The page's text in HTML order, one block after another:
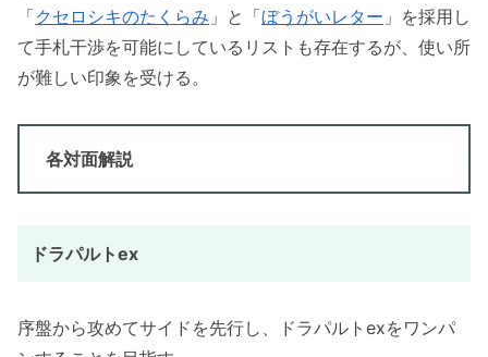
「クセロシキのたくらみ 」と「ぼうがいレター 」を採用し
て手札干渉を可能にしているリストも存在するが、使い所
が難しい印象を受ける。
各対面解説
ドラパルトex
序盤から攻めてサイドを先行し、ドラパルトexをワンパ